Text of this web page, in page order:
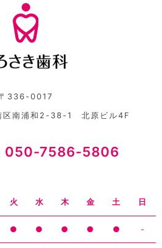
336-0017
区南浦和2-38-1 北原ビル4F
050-7586-5806
火 水 木 金 土 日
● ● ● ● ● -